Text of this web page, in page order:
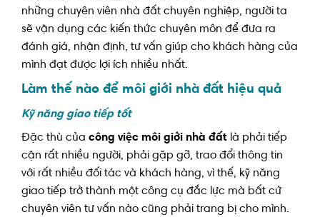
những chuyên viên nhà đất chuyên nghiệp, người ta
sẽ vận dụng các kiến thức chuyên môn để đưa ra
đánh giá, nhận định, tư vấn giúp cho khách hàng của
mình đạt được lợi ích nhiều nhất.
Làm thế nào để môi giới nhà đất hiệu quả
Kỹ năng giao tiếp tốt
Đặc thù của công việc môi giới nhà đất là phải tiếp
cận rất nhiều người, phải gặp gỡ, trao đổi thông tin
với rất nhiều đối tác và khách hàng, vì thế, kỹ năng
giao tiếp trở thành một công cụ đắc lực mà bất cứ
chuyên viên tư vấn nào cũng phải trang bị cho mình.